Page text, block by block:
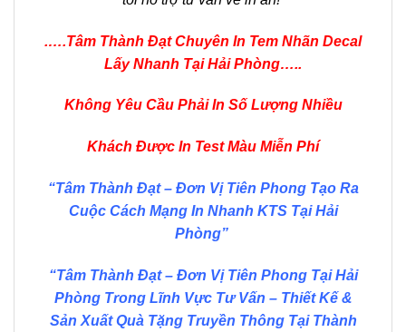
.….Tâm Thành Đạt Chuyên In Tem Nhãn Decal
Lấy Nhanh Tại Hải Phòng…..
Không Yêu Cầu Phải In Số Lượng Nhiều
Khách Được In Test Màu Miễn Phí
“Tâm Thành Đạt – Đơn Vị Tiên Phong Tạo Ra
Cuộc Cách Mạng In Nhanh KTS Tại Hải
Phòng”
“Tâm Thành Đạt – Đơn Vị Tiên Phong Tại Hải
Phòng Trong Lĩnh Vực Tư Vấn – Thiết Kế &
Sản Xuất Quà Tặng Truyền Thông Tại Thành